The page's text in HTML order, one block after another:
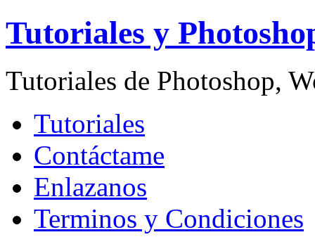
Tutoriales y
Tutoriales de Photoshop,
Tutoriales
Contáctame
Enlazanos
Terminos y Condiciones